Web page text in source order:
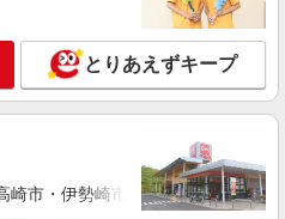
定有) ゜・。○。・゜
+゜
詳細を見る
円〜 ※残業代支給 ★交通費別途支給
とりあえずキープ
崎市・伊勢崎市・太田市・館林市